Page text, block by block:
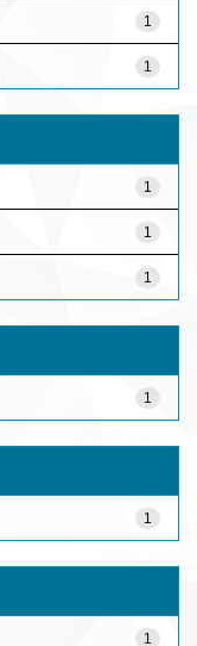
1
1
1
1
1
1
1
1